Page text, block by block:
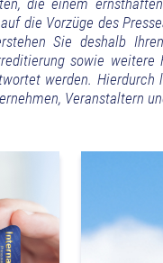
die Vorzüge des
Sie deshalb
sowie
werden.
Veranstaltern